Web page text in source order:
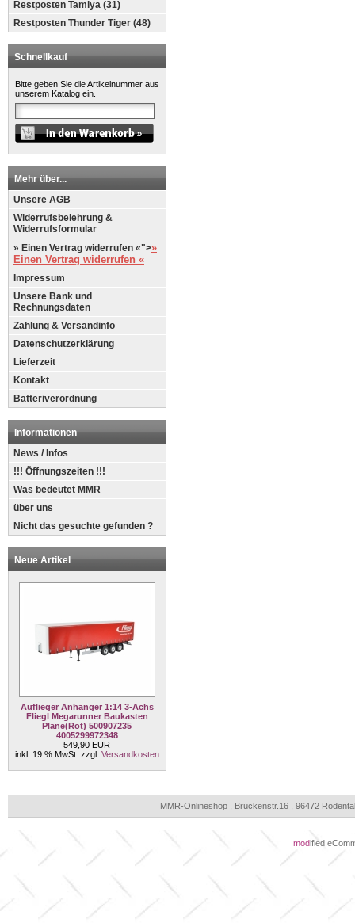
Restposten Tamiya (31)
Restposten Thunder Tiger (48)
Schnellkauf
Bitte geben Sie die Artikelnummer aus
unserem Katalog ein.
Mehr über...
Unsere AGB
Widerrufsbelehrung &
Widerrufsformular
» Einen Vertrag widerrufen «">»
Einen Vertrag widerrufen «
Impressum
Unsere Bank und
Rechnungsdaten
Zahlung & Versandinfo
Datenschutzerklärung
Lieferzeit
Kontakt
Batteriverordnung
Informationen
News / Infos
!!! Öffnungszeiten !!!
Was bedeutet MMR
über uns
Nicht das gesuchte gefunden ?
Neue Artikel
Auflieger Anhänger 1:14 3-Achs
Fliegl Megarunner Baukasten
Plane(Rot) 500907235
4005299972348
549,90 EUR
inkl. 19 % MwSt. zzgl. Versandkosten
MMR-Onlineshop , Brückenstr.16 , 96472
modified